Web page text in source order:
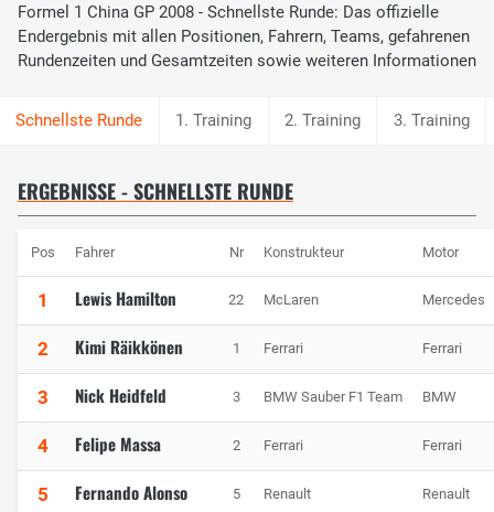
Formel 1 China GP 2008 - Schnellste Runde: Das offizielle
Endergebnis mit allen Positionen, Fahrern, Teams, gefahrenen
Rundenzeiten und Gesamtzeiten sowie weiteren Informationen
1. Training 2. Training 3. Training
ERGEBNISSE - SCHNELLSTE RUNDE
Pos Fahrer Nr Konstrukteur Motor
1 Lewis Hamilton 22 McLaren Mercedes
2 Kimi Räikkönen 1 Ferrari Ferrari
3 Nick Heidfeld 3 BMW Sauber F1 Team BMW
4 Felipe Massa 2 Ferrari Ferrari
5 Fernando Alonso 5 Renault Renault